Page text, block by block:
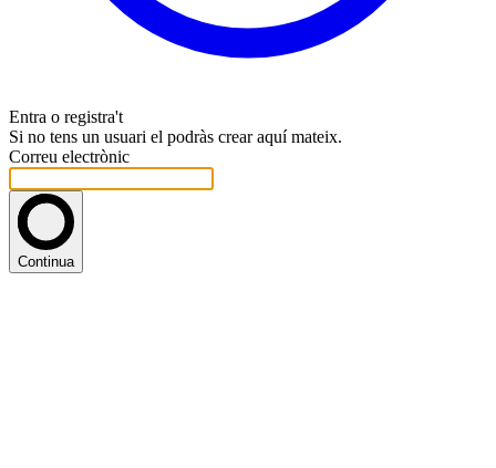
Entra o registra't
Si no tens un usuari el podràs crear aquí mateix.
Correu electrònic
Continua